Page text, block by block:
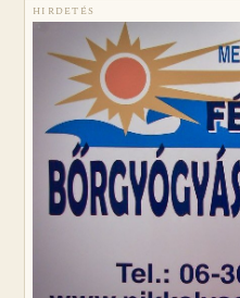
HIRDETÉS